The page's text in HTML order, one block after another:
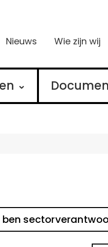
Nieuws Wie zijn wij
ben